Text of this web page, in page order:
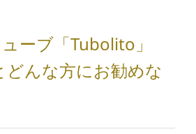
ーブ「Tubolito」
どんな方にお勧めな